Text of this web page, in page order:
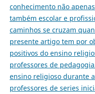
conhecimento não
também escolar e
caminhos se cruzam
presente artigo tem por
positivos do ensino
professores de
ensino religioso durante
professores de series